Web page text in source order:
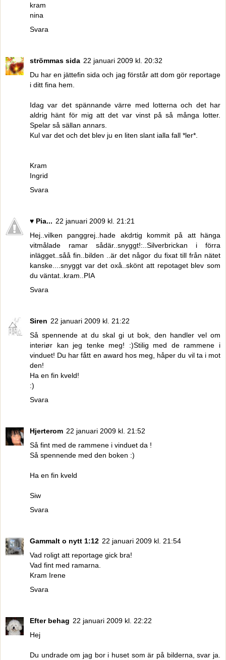
kram
nina
Svara
strömmas sida 22 januari 2009 kl. 20:32
Du har en jättefin sida och jag förstår att dom gör reportage
i ditt fina hem.
Idag var det spännande värre med lotterna och det har
aldrig hänt för mig att det var vinst på så många lotter.
Spelar så sällan annars.
Kul var det och det blev ju en liten slant ialla fall *ler*.
Kram
Ingrid
Svara
♥ Pia... 22 januari 2009 kl. 21:21
Hej..vilken panggrej..hade akdrtig kommit på att hänga
vitmålade ramar sådär..snyggt!:..Silverbrickan i förra
inlägget..såå fin..bilden ..är det någor du fixat till från nätet
kanske....snyggt var det oxå..skönt att repotaget blev som
du väntat..kram..PIA
Svara
Siren 22 januari 2009 kl. 21:22
Så spennende at du skal gi ut bok, den handler vel om
interiør kan jeg tenke meg! :)Stilig med de rammene i
vinduet! Du har fått en award hos meg, håper du vil ta i mot
den!
Ha en fin kveld!
:)
Svara
Hjerterom 22 januari 2009 kl. 21:52
Så fint med de rammene i vinduet da !
Så spennende med den boken :)
Ha en fin kveld
Siw
Svara
Gammalt o nytt 1:12 22 januari 2009 kl. 21:54
Vad roligt att reportage gick bra!
Vad fint med ramarna.
Kram Irene
Svara
Efter behag 22 januari 2009 kl. 22:22
Hej
Du undrade om jag bor i huset som är på bilderna, svar ja.